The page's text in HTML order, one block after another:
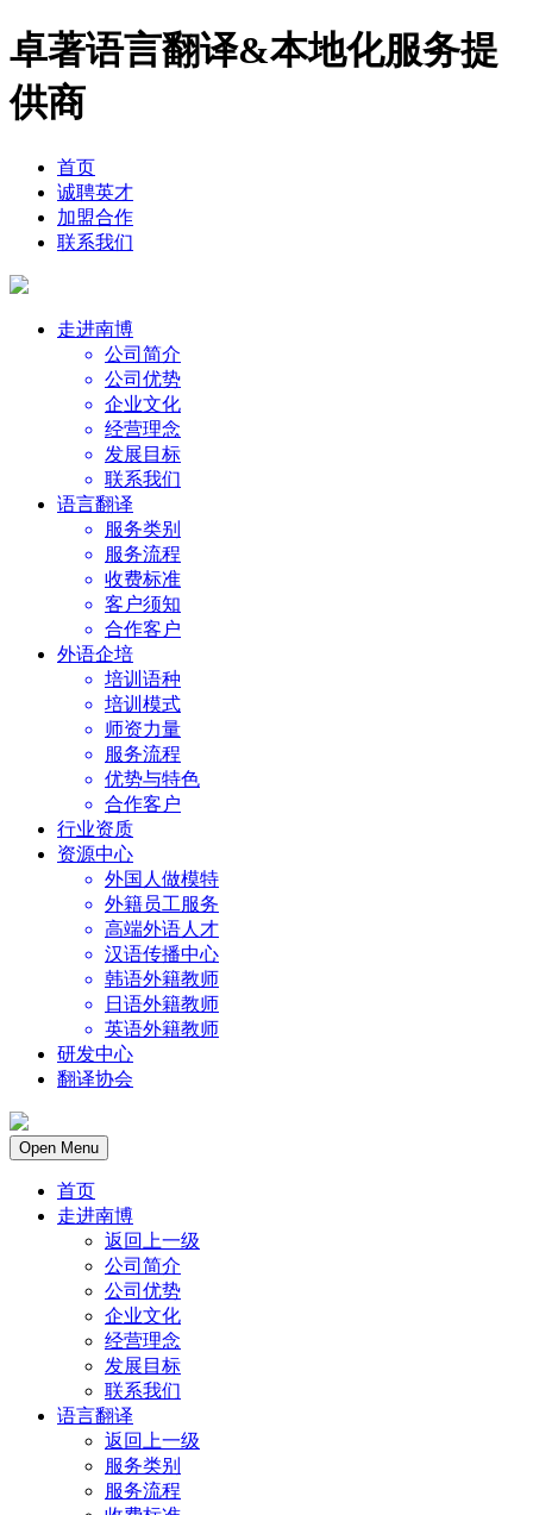
卓著语言翻译&本地化服务提
供商
首页
诚聘英才
加盟合作
联系我们
走进南博
公司简介
公司优势
企业文化
经营理念
发展目标
联系我们
语言翻译
服务类别
服务流程
收费标准
客户须知
合作客户
外语企培
培训语种
培训模式
师资力量
服务流程
优势与特色
合作客户
行业资质
资源中心
外国人做模特
外籍员工服务
高端外语人才
汉语传播中心
韩语外籍教师
日语外籍教师
英语外籍教师
研发中心
翻译协会
Open Menu
首页
走进南博
返回上一级
公司简介
公司优势
企业文化
经营理念
发展目标
联系我们
语言翻译
返回上一级
服务类别
服务流程